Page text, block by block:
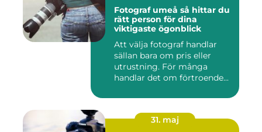
Fotograf umeå så hittar du
rätt person för dina
viktigaste ögonblick
Att välja fotograf handlar
sällan bara om pris eller
utrustning. För många
handlar det om förtroende...
31. maj